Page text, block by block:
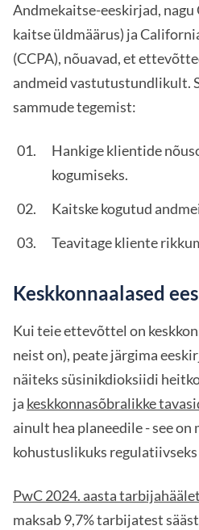
Andmekaitse-eeskirjad,
kaitse üldmäärus) ja
(CCPA), nõuavad, et
andmeid vastutustundlikult.
sammude tegemist:
Hankige klientide
kogumiseks.
Kaitske kogutud
Teavitage kliente
Keskkonnaalased
Kui teie ettevõttel on
neist on), peate järgima
näiteks süsinikdioksiidi
ja keskkonnasõbralikke
ainult hea planeedile - see on
kohustuslikuks regulatiivseks
PwC 2024. aasta
maksab 9,7% tarbijatest